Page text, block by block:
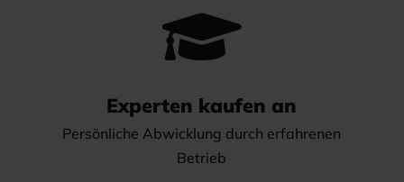

Experten kaufen an
Persönliche Abwicklung durch erfahrenen
Betrieb